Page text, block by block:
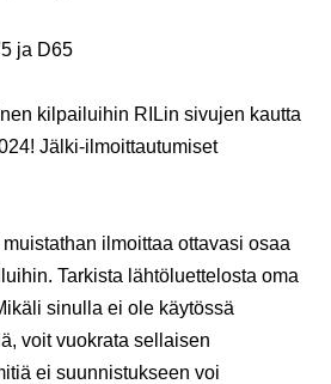
ja D65
kilpailuihin RILin sivujen kautta
Jälki-ilmoittautumiset
ilmoittaa ottavasi osaa
Tarkista lähtöluettelosta oma
sinulla ei ole käytössä
voit vuokrata sellaisen
ei suunnistukseen voi